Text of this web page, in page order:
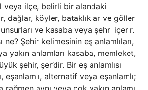
veya ilçe, belirli bir alandaki
dağlar, köyler, bataklıklar ve göller
ve kasaba veya şehri içerir.
ne? Şehir kelimesinin eş anlamlıları,
yakın anlamları kasaba, memleket,
şehir, şer’dir. Bir eş anlamlısı
eşanlamlı, alternatif veya eşanlamlı;
rağmen aynı veya çok yakın anlamı